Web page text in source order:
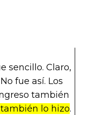
sencillo. Claro,
fue así. Los
también
lo hizo.